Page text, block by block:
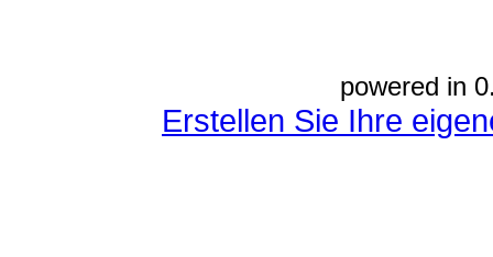
powered in
Erstellen Sie Ihre